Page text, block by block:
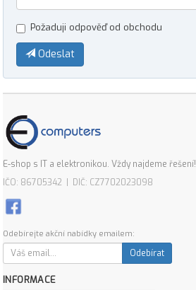
Požaduji odpověď od obchodu
Odeslat
E-shop s IT a elektronikou. Vždy najdeme řešení!
IČO: 86705342 | DIČ: CZ7702023098
Odebírejte akční nabídky emailem:
Odebírat
INFORMACE